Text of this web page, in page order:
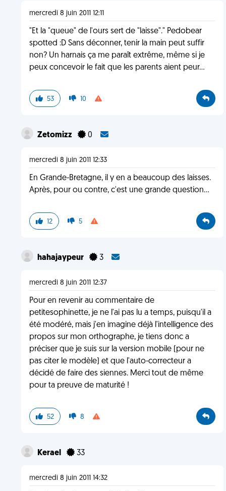
mercredi 8 juin 2011 12:11
"Et la "queue" de l'ours sert de "laisse"." Pedobear
spotted :D Sans déconner, tenir la main peut suffir
non? Un harnais ça me paraît extrême, même si je
peux concevoir le fait que les parents aient peur...
53 10
Zetomizz 0
mercredi 8 juin 2011 12:33
En Grande-Bretagne, il y en a beaucoup des laisses.
Après, pour ou contre, c'est une grande question...
12 5
hahajaypeur 3
mercredi 8 juin 2011 12:37
Pour en revenir au commentaire de
petitesophinette, je ne l'ai pas lu a temps, puisqu'il a
été modéré, mais j'en imagine déjà l'intelligence des
propos sur mon orthographe, je tiens donc a
préciser que je suis sur la version mobile (pour ne
pas citer le modèle) et que l'auto-correcteur a
décidé de faire des siennes. Merci tout de même
pour ta preuve de maturité !
52 8
Kerael 33
mercredi 8 juin 2011 14:32